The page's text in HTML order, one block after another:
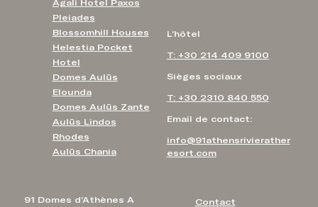
91 Domes d'Athènes A
Contact
L'hôtel
T: +30 214 409 9100
Sièges sociaux
T: +30 2310 840 550
Email de contact:
info@91athensrivierather
esort.com
Agali Hotel Paxos
Pleiades
Blossomhill Houses
Helestia Pocket
Hotel
Domes Aulūs
Elounda
Domes Aulūs Zante
Aulūs Lindos
Rhodes
Aulūs Chania